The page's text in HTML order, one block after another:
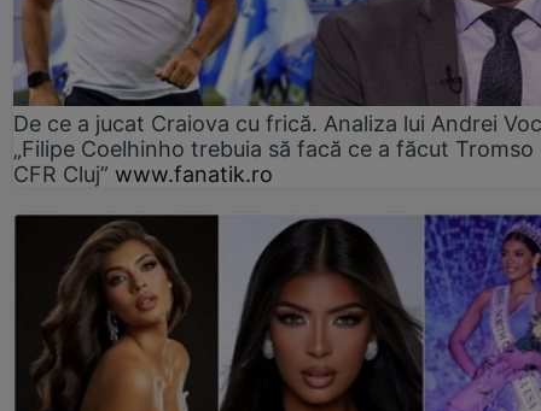
De ce a jucat Craiova cu frică. Analiza lui Andrei
„Filipe Coelhinho trebuia să facă ce a făcut Tromso
CFR Cluj” www.fanatik.ro